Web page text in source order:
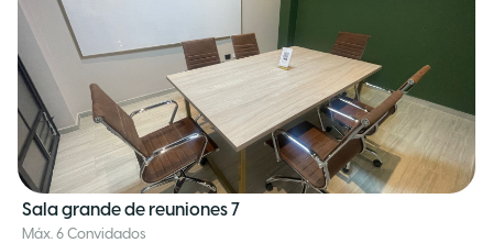
Sala grande de reuniones 7
Máx. 6 Convidados